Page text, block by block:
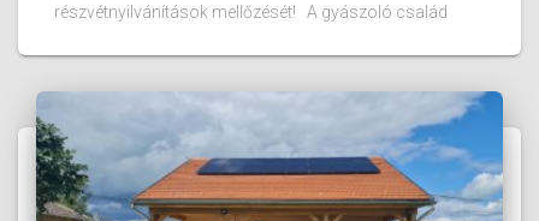
részvétnyilvánítások mellőzését! A gyászoló család